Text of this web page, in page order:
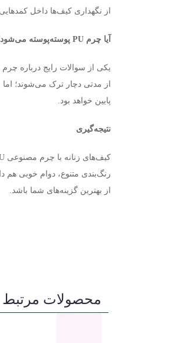
.از نگهداری کیف‌ها داخل
آیا چرم PU پوسته‌پوسته
یکی از سوالات رایج درباره
از مدتی دچار ترک می‌شوند؛
پایین خواهد بود.
نتیجه‌گیری
کیف‌های زنانه با چرم مصنوعی
رنگ‌بندی متنوع، دوام خوبی هم
از بهترین گزینه‌های شما باشد.
محصولات مرتبط